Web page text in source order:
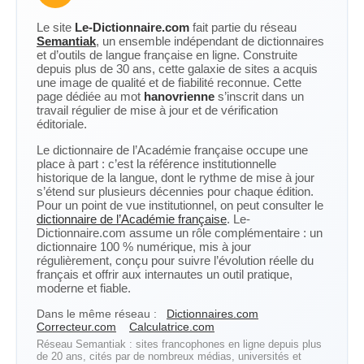
Le site Le-Dictionnaire.com fait partie du réseau
Semantiak, un ensemble indépendant de dictionnaires
et d’outils de langue française en ligne. Construite
depuis plus de 30 ans, cette galaxie de sites a acquis
une image de qualité et de fiabilité reconnue. Cette
page dédiée au mot hanovrienne s’inscrit dans un
travail régulier de mise à jour et de vérification
éditoriale.
Le dictionnaire de l’Académie française occupe une
place à part : c’est la référence institutionnelle
historique de la langue, dont le rythme de mise à jour
s’étend sur plusieurs décennies pour chaque édition.
Pour un point de vue institutionnel, on peut consulter le
dictionnaire de l’Académie française. Le-
Dictionnaire.com assume un rôle complémentaire : un
dictionnaire 100 % numérique, mis à jour
régulièrement, conçu pour suivre l’évolution réelle du
français et offrir aux internautes un outil pratique,
moderne et fiable.
Dans le même réseau :
Dictionnaires.com
Correcteur.com
Calculatrice.com
Réseau Semantiak : sites francophones en ligne depuis plus
de 20 ans, cités par de nombreux médias, universités et